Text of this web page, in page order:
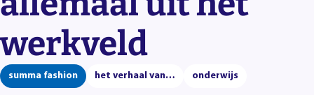
werkveld
summa fashion het verhaal van… onderwijs